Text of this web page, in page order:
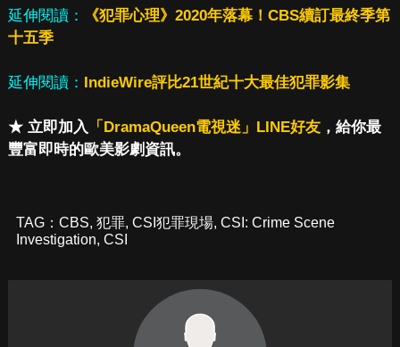
延伸閱讀：
《犯罪心理》2020年落幕！CBS續訂最終季第
十五季
延伸閱讀： IndieWire評比21世紀十大最佳犯罪影集
★ 立即加入 「DramaQueen電視迷」LINE好友，給你最
豐富即時的歐美影劇資訊。
TAG： CBS, 犯罪, CSI犯罪現場, CSI: Crime Scene
Investigation, CSI